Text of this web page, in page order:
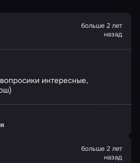
больше 2 лет
назад
интересные,
больше 2 лет
назад